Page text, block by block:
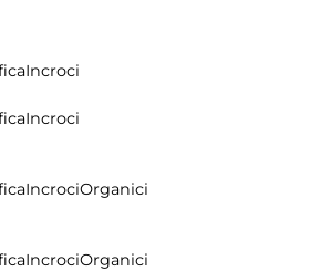
Incroci
Incroci
IncrociOrganici
IncrociOrganici